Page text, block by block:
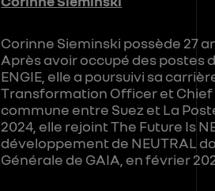
Corinne Sieminski possède 27
Après avoir occupé des postes
ENGIE, elle a poursuivi sa
Transformation Officer et Chief
commune entre Suez et La
2024, elle rejoint The Future Is
développement de NEUTRAL
Générale de GAIA, en février